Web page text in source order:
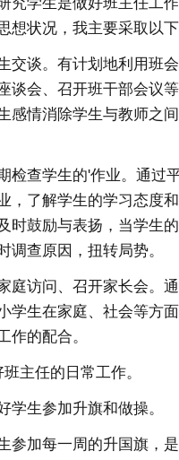
想状况，我主要采取以下
交谈。有计划地利用班
谈会、召开班干部会议
感情消除学生与教师之
检查学生的'作业。通过
，了解学生的学习态度
时鼓励与表扬，当学生
调查原因，扭转局势。
庭访问、召开家长会。
学生在家庭、社会等方
作的配合。
主任的日常工作。
学生参加升旗和做操。
参加每一周的升国旗，